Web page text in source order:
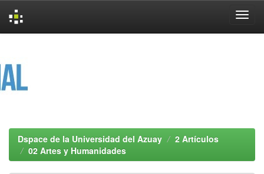
Dspace de la Universidad del Azuay
2 Artículos
02 Artes y Humanidades